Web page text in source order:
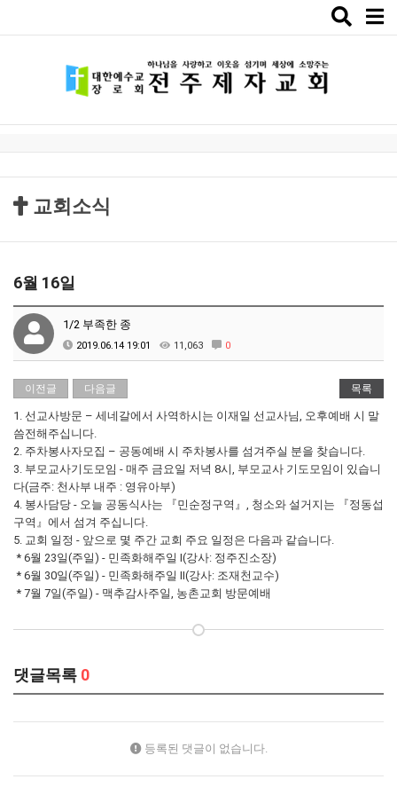
Toggle
교회소식
6월 16일
1/2 부족한 종
2019.06.14 19:01 11,063 0
이전글 다음글 목록
1. 선교사방문 – 세네갈에서 사역하시는 이재일 선교사님, 오후예배 시 말
씀전해주십니다.
2. 주차봉사자모집 – 공동예배 시 주차봉사를 섬겨주실 분을 찾습니다.
3. 부모교사기도모임 - 매주 금요일 저녁 8시, 부모교사 기도모임이 있습니
다(금주: 천사부 내주 : 영유아부)
4. 봉사담당 - 오늘 공동식사는 『민순정구역』, 청소와 설거지는 『정동섭
구역』에서 섬겨 주십니다.
5. 교회 일정 - 앞으로 몇 주간 교회 주요 일정은 다음과 같습니다.
* 6월 23일(주일) - 민족화해주일 Ⅰ(강사: 정주진소장)
* 6월 30일(주일) - 민족화해주일 Ⅱ(강사: 조재천교수)
* 7월 7일(주일) - 맥추감사주일, 농촌교회 방문예배
댓글목록 0
등록된 댓글이 없습니다.